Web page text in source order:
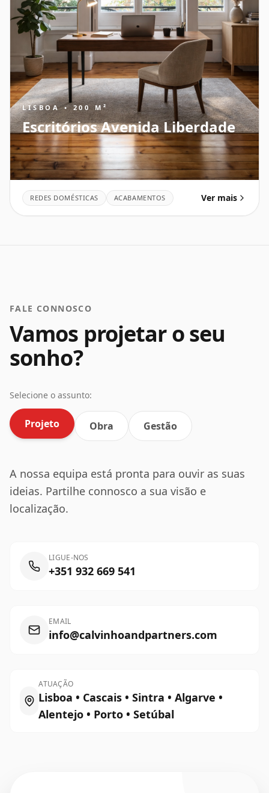
LISBOA • 200 M²
Escritórios Avenida Liberdade
REDES DOMÉSTICAS ACABAMENTOS Ver mais
FALE CONNOSCO
Vamos projetar o seu
sonho?
Selecione o assunto:
Projeto Obra Gestão
A nossa equipa está pronta para ouvir as suas
ideias. Partilhe connosco a sua visão e
localização.
LIGUE-NOS
+351 932 669 541
EMAIL
info@calvinhoandpartners.com
ATUAÇÃO
Lisboa • Cascais • Sintra • Algarve •
Alentejo • Porto • Setúbal